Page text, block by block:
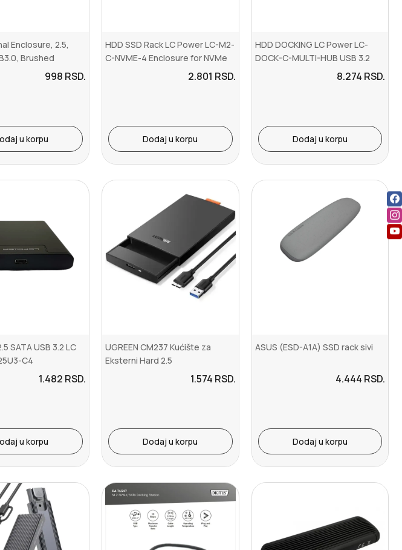
Enclosure, 2.5,
Brushed
998 RSD.
u korpu
HDD SSD Rack LC Power LC-M2-
C-NVME-4 Enclosure for NVMe
2.801 RSD.
Dodaj u korpu
HDD DOCKING LC Power LC-
DOCK-C-MULTI-HUB USB 3.2
8.274 RSD.
Dodaj u korpu
SATA USB 3.2 LC
C4
1.482 RSD.
u korpu
UGREEN CM237 Kućište za
Eksterni Hard 2.5
1.574 RSD.
Dodaj u korpu
ASUS (ESD-A1A) SSD rack sivi
4.444 RSD.
Dodaj u korpu